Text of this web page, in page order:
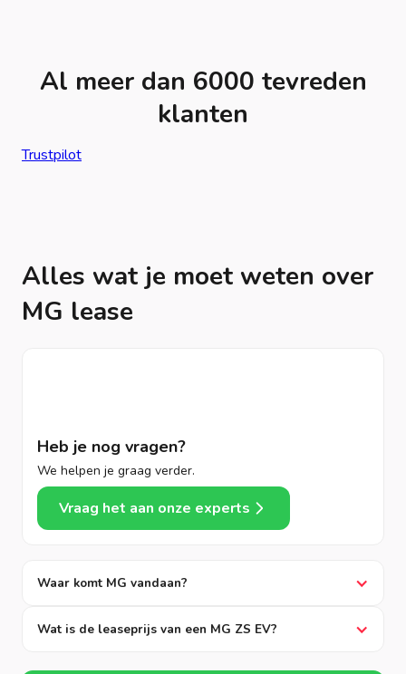
Al meer dan 6000 tevreden
klanten
Trustpilot
Alles wat je moet weten over
MG lease
Heb je nog vragen?
We helpen je graag verder.
Vraag het aan onze experts
Waar komt MG vandaan?
Wat is de leaseprijs van een MG ZS EV?